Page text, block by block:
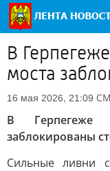
В
моста
16 мая 2026, 21:09
В Герпегеже
заблокированы
Сильные ливни